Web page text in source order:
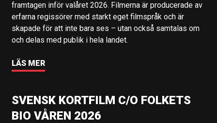
framtagen inför valåret 2026. Filmerna är producerade av
erfarna regissörer med starkt eget filmspråk och är
skapade för att inte bara ses – utan också samtalas om
och delas med publik i hela landet.
LÄS MER
SVENSK KORTFILM C/O FOLKETS
BIO VÅREN 2026